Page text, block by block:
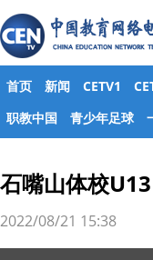
首页 新闻 CETV1
职教中国
青少年足球
石嘴山体校
2022/08/21 15:38